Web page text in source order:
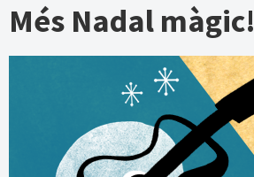
Més Nadal màgic!